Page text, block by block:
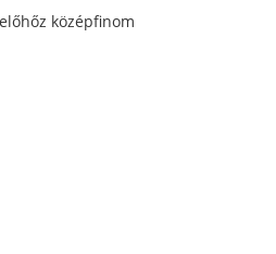
középfinom